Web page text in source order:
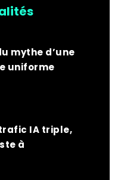
mythe d’une
uniforme
trafic IA triple,
à